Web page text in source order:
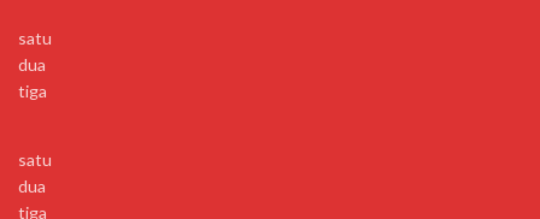
satu
dua
tiga
satu
dua
tiga